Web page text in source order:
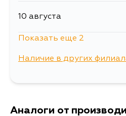
10 августа
Показать еще 2
Наличие в других
г. Владивосток,
Аналоги от